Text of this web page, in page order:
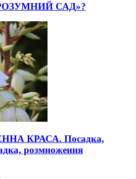
САД»?
КРАСА. Посадка,
розмноження